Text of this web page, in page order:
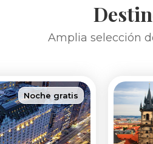
Amplia selección
Noche gratis